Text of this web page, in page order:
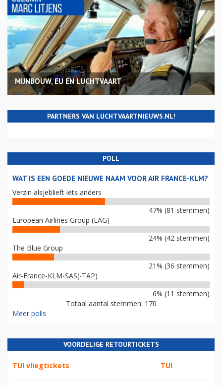
MIJNBOUW, EU EN LUCHTVAART
PARTNERS VAN LUCHTVAARTNIEUWS.NL!
POLL
WAT IS EEN GOEDE NIEUWE NAAM VOOR AIR FRANCE-KLM?
Verzin alsjeblieft iets anders
47% (81 stemmen)
European Airlines Group (EAG)
24% (42 stemmen)
The Blue Group
21% (36 stemmen)
Air-France-KLM-SAS(-TAP)
6% (11 stemmen)
Totaal aantal stemmen: 170
Meer polls
VOORDELIGE RETOURTICKETS
TUI vliegtickets TUI